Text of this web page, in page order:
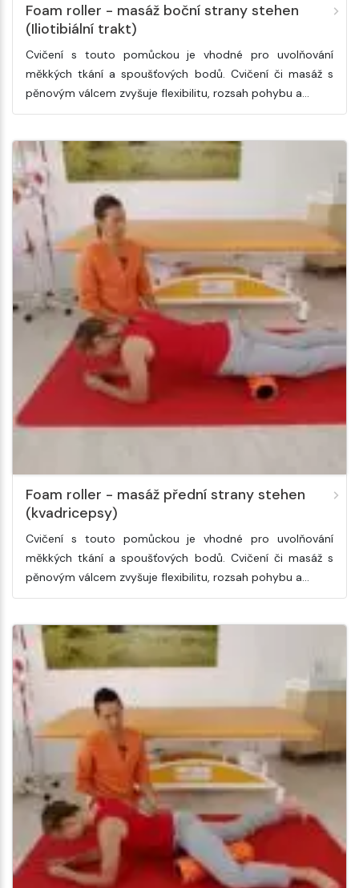
Foam roller - masáž boční strany stehen
(Iliotibiální trakt)
Cvičení s touto pomůckou je vhodné pro uvolňování
měkkých tkání a spoušťových bodů. Cvičení či masáž s
pěnovým válcem zvyšuje flexibilitu, rozsah pohybu a…
Foam roller - masáž přední strany stehen
(kvadricepsy)
Cvičení s touto pomůckou je vhodné pro uvolňování
měkkých tkání a spoušťových bodů. Cvičení či masáž s
pěnovým válcem zvyšuje flexibilitu, rozsah pohybu a…